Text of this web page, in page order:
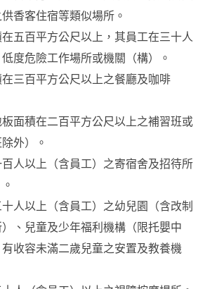
香客住宿等類似場所。
五百平方公尺以上，其員工在三十人
度危險工作場所或機關（構）。
三百平方公尺以上之餐廳及咖啡
面積在二百平方公尺以上之補習班或
外）。
人以上（含員工）之寄宿舍及招待所
人以上（含員工）之幼兒園（含改制
、兒童及少年福利機構（限托嬰中
收容未滿二歲兒童之安置及教養機